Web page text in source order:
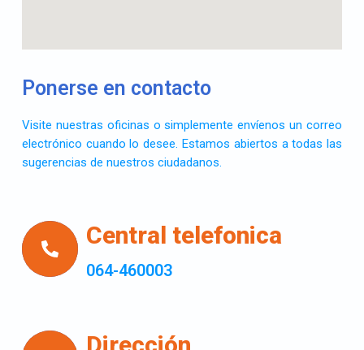
Ponerse en contacto
Visite nuestras oficinas o simplemente envíenos un correo
electrónico cuando lo desee. Estamos abiertos a todas las
sugerencias de nuestros ciudadanos.
Central telefonica
064-460003